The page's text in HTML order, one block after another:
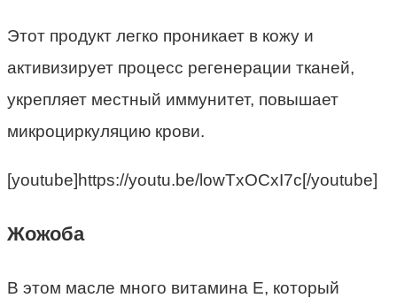
Этот продукт легко проникает в кожу и
активизирует процесс регенерации тканей,
укрепляет местный иммунитет, повышает
микроциркуляцию крови.
[youtube]https://youtu.be/lowTxOCxI7c[/youtube]
Жожоба
В этом масле много витамина Е, который